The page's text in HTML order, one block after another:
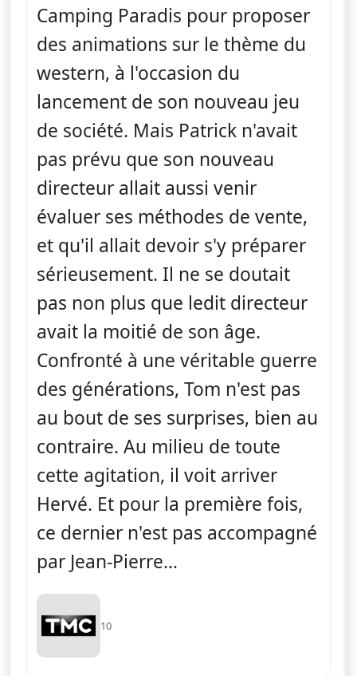
Camping Paradis pour proposer
des animations sur le thème du
western, à l'occasion du
lancement de son nouveau jeu
de société. Mais Patrick n'avait
pas prévu que son nouveau
directeur allait aussi venir
évaluer ses méthodes de vente,
et qu'il allait devoir s'y préparer
sérieusement. Il ne se doutait
pas non plus que ledit directeur
avait la moitié de son âge.
Confronté à une véritable guerre
des générations, Tom n'est pas
au bout de ses surprises, bien au
contraire. Au milieu de toute
cette agitation, il voit arriver
Hervé. Et pour la première fois,
ce dernier n'est pas accompagné
par Jean-Pierre…
10